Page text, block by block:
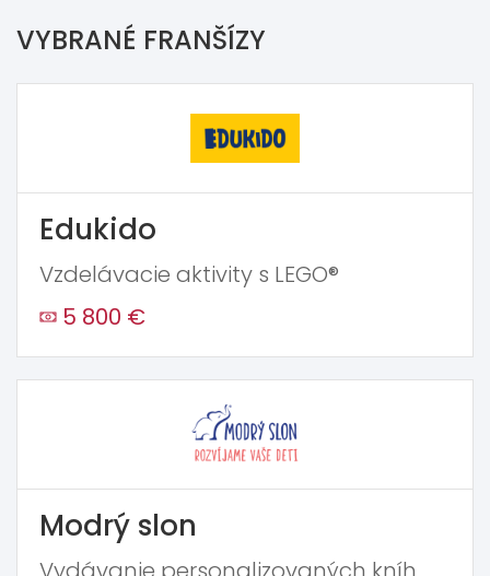
VYBRANÉ FRANŠÍZY
Edukido
Vzdelávacie aktivity s LEGO®
5 800 €
Modrý slon